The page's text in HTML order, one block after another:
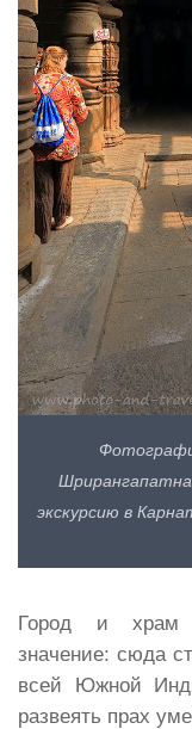
экскурсию в
Город и храм
значение: сюда
всей Южной
развеять прах